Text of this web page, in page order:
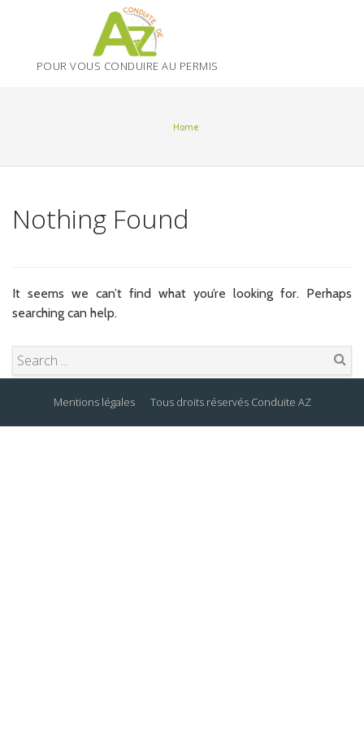
POUR VOUS CONDUIRE AU PERMIS
Home
Nothing Found
It seems we can’t find what you’re looking for. Perhaps
searching can help.
Search
Mentions légalesTous droits réservés Conduite AZ